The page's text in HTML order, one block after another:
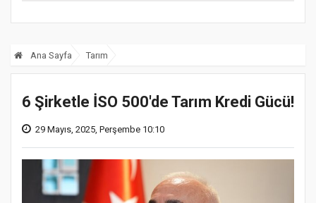
Ana Sayfa Tarım
6 Şirketle İSO 500'de Tarım Kredi Gücü!
29 Mayıs, 2025, Perşembe 10:10